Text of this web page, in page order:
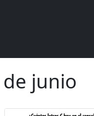
junio